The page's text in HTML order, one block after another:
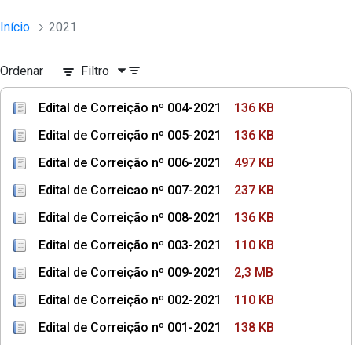
Início 2021
Ordenar Filtro
Edital de Correição nº 004-2021
136 KB
Edital de Correição nº 005-2021
136 KB
Edital de Correição nº 006-2021
497 KB
Edital de Correicao nº 007-2021
237 KB
Edital de Correição nº 008-2021
136 KB
Edital de Correição nº 003-2021
110 KB
Edital de Correição nº 009-2021
2,3 MB
Edital de Correição nº 002-2021
110 KB
Edital de Correição nº 001-2021
138 KB